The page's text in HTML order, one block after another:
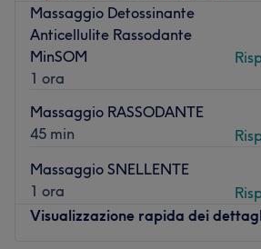
prende cura di ogni cliente con
professionalità. Ciascun componente
qualificato e durante la visita, ti
scelta del trattamento ideale,
I punti forti del salone:
Atmosfera: accogliente, professionale.
Specializzato in: taglio, piega,
trattamenti del capello, trattamenti
pedicure, epilazione, laminazione
Massaggio Detossinante
Anticellulite Rassodante
MinSOM
1 ora
Massaggio RASSODANTE
45 min
Massaggio SNELLENTE
1 ora
Visualizzazione rapida dei